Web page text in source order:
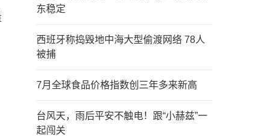
东稳定
西班牙称捣毁地中海大型偷渡网络 78人
被捕
7月全球食品价格指数创三年多来新高
台风天，雨后平安不触电！跟“小赫兹”一
起闯关